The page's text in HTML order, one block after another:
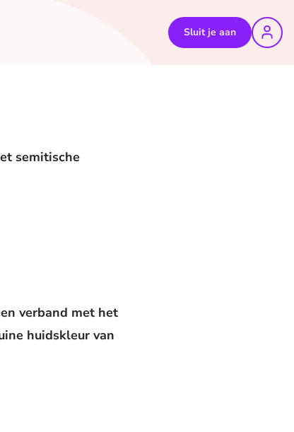
Sluit je aan
semitische
verband met het
huidskleur van